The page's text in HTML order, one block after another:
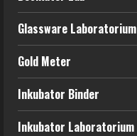
Glassware Laboratorium
Gold Meter
Inkubator Binder
Inkubator Laboratorium